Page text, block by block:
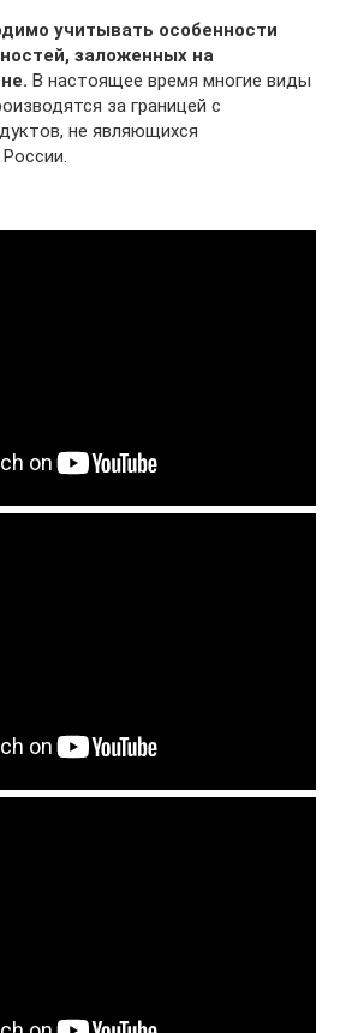
учитывать особенности
заложенных на
В настоящее время многие виды
за границей с
не являющихся